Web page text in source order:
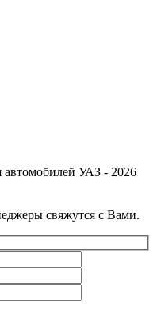
УАЗ - 2026
свяжутся с Вами.